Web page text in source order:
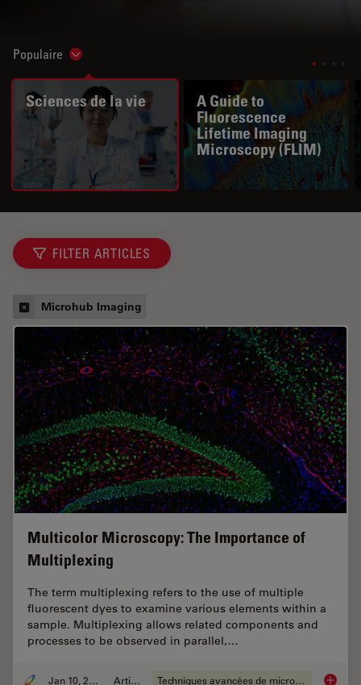
Populaire Show subnavigation
Sciences de la vie
A Guide to
Fluorescence
Lifetime Imaging
Microscopy (FLIM)
FILTER ARTICLES
Microhub Imaging
Multicolor Microscopy: The Importance of
Multiplexing
The term multiplexing refers to the use of multiple
fluorescent dyes to examine various elements within a
sample. Multiplexing allows related components and
processes to be observed in parallel,…
Jan 10, 2022 Article Techniques avancées de microscopie